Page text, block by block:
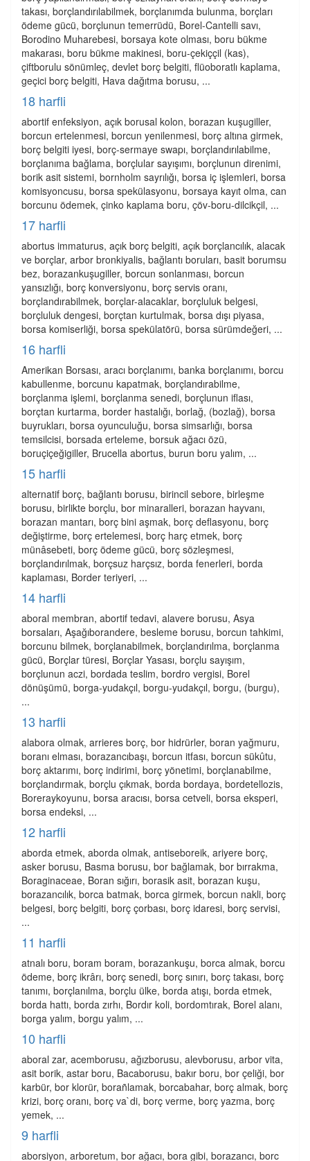
takası, borçlandırılabilmek, borçlanımda bulunma, borçları
ödeme gücü, borçlunun temerrüdü, Borel-Cantelli savı,
Borodino Muharebesi, borsaya kote olması, boru bükme
makarası, boru bükme makinesi, boru-çekiççil (kas),
çiftborulu sönümleç, devlet borç belgiti, flüoboratlı kaplama,
geçici borç belgiti, Hava dağıtma borusu, ...
18 harfli
abortif enfeksiyon, açık borusal kolon, borazan kuşugiller,
borcun ertelenmesi, borcun yenilenmesi, borç altına girmek,
borç belgiti iyesi, borç-sermaye swapı, borçlandırılabilme,
borçlanıma bağlama, borçlular sayışımı, borçlunun direnimi,
borik asit sistemi, bornholm sayrılığı, borsa iç işlemleri, borsa
komisyoncusu, borsa spekülasyonu, borsaya kayıt olma, can
borcunu ödemek, çinko kaplama boru, çöv-boru-dilcikçil, ...
17 harfli
abortus immaturus, açık borç belgiti, açık borçlancılık, alacak
ve borçlar, arbor bronkiyalis, bağlantı boruları, basit borumsu
bez, borazankuşugiller, borcun sonlanması, borcun
yansızlığı, borç konversiyonu, borç servis oranı,
borçlandırabilmek, borçlar-alacaklar, borçluluk belgesi,
borçluluk dengesi, borçtan kurtulmak, borsa dışı piyasa,
borsa komiserliği, borsa spekülatörü, borsa sürümdeğeri, ...
16 harfli
Amerikan Borsası, aracı borçlanımı, banka borçlanımı, borcu
kabullenme, borcunu kapatmak, borçlandırabilme,
borçlanma işlemi, borçlanma senedi, borçlunun iflası,
borçtan kurtarma, border hastalığı, borlağ, (bozlağ), borsa
buyrukları, borsa oyunculuğu, borsa simsarlığı, borsa
temsilcisi, borsada erteleme, borsuk ağacı özü,
boruçiçeğigiller, Brucella abortus, burun boru yalım, ...
15 harfli
alternatif borç, bağlantı borusu, birincil sebore, birleşme
borusu, birlikte borçlu, bor minaralleri, borazan hayvanı,
borazan mantarı, borç bini aşmak, borç deflasyonu, borç
değiştirme, borç ertelemesi, borç harç etmek, borç
münâsebeti, borç ödeme gücü, borç sözleşmesi,
borçlandırılmak, borçsuz harçsız, borda fenerleri, borda
kaplaması, Border teriyeri, ...
14 harfli
aboral membran, abortif tedavi, alavere borusu, Asya
borsaları, Aşağıborandere, besleme borusu, borcun tahkimi,
borcunu bilmek, borçlanabilmek, borçlandırılma, borçlanma
gücü, Borçlar türesi, Borçlar Yasası, borçlu sayışım,
borçlunun aczi, bordada teslim, bordro vergisi, Borel
dönüşümü, borga-yudakçıl, borgu-yudakçıl, borgu, (burgu),
...
13 harfli
alabora olmak, arrieres borç, bor hidrürler, boran yağmuru,
boranı elması, borazancıbaşı, borcun itfası, borcun sükûtu,
borç aktarımı, borç indirimi, borç yönetimi, borçlanabilme,
borçlandırmak, borçlu çıkmak, borda bordaya, bordetellozis,
Boreraykoyunu, borsa aracısı, borsa cetveli, borsa eksperi,
borsa endeksi, ...
12 harfli
aborda etmek, aborda olmak, antiseboreik, ariyere borç,
asker borusu, Basma borusu, bor bağlamak, bor bırrakma,
Boraginaceae, Boran sığırı, borasik asit, borazan kuşu,
borazancılık, borca batmak, borca girmek, borcun nakli, borç
belgesi, borç belgiti, borç çorbası, borç idaresi, borç servisi,
...
11 harfli
atnalı boru, boram boram, borazankuşu, borca almak, borcu
ödeme, borç ikrârı, borç senedi, borç sınırı, borç takası, borç
tanımı, borçlanılma, borçlu ülke, borda atışı, borda etmek,
borda hattı, borda zırhı, Bordır koli, bordomtırak, Borel alanı,
borga yalım, borgu yalım, ...
10 harfli
aboral zar, acemborusu, ağızborusu, alevborusu, arbor vita,
asit borik, astar boru, Bacaborusu, bakır boru, bor çeliği, bor
karbür, bor klorür, borañlamak, borcabahar, borç almak, borç
krizi, borç oranı, borç va`di, borç verme, borç yazma, borç
yemek, ...
9 harfli
aborsiyon, arboretum, bor ağacı, bora gibi, borazancı, borc